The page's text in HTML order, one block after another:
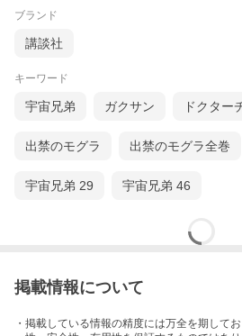
ブランド
講談社
キーワード
宇宙兄弟 ガクサン ドクター
出禁のモグラ 出禁のモグラ全巻
宇宙兄弟 29 宇宙兄弟 46
掲載情報について
・掲載している情報の精度には万全を期して